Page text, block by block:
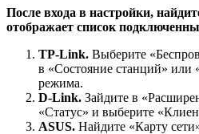
После входа в настройки,
отображает список
TP-Link. Выберите
в «Состояние станций» или
режима.
D-Link. Зайдите в
«Статус» и выберите
ASUS. Найдите «Карту